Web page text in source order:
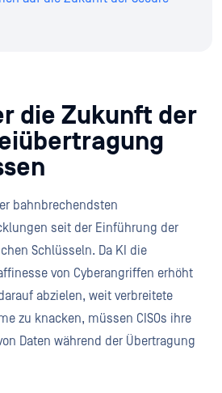
die Zukunft der
bahnbrechendsten
seit der Einführung der
Schlüsseln. Da KI die
von Cyberangriffen erhöht
abzielen, weit verbreitete
zu knacken, müssen CISOs ihre
Daten während der Übertragung